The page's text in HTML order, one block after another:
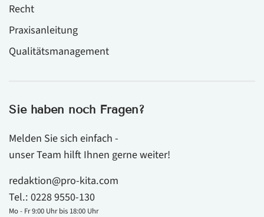
Recht
Praxisanleitung
Qualitätsmanagement
Sie haben noch Fragen?
Melden Sie sich einfach -
unser Team hilft Ihnen gerne weiter!
redaktion@pro-kita.com
Tel.:0228 9550-130
Mo - Fr 9:00 Uhr bis 18:00 Uhr